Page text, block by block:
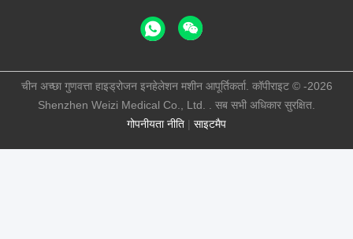
गोपनीयता नीति | साइटमैप
चीन अच्छा गुणवत्ता हाइड्रोजन इनहेलेशन मशीन आपूर्तिकर्ता. कॉपीराइट © -2026
Shenzhen Weizi Medical Co., Ltd. . सब सभी अधिकार सुरक्षित.